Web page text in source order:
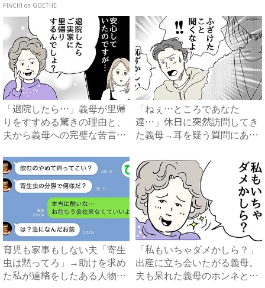
FINCHI on GOETHE
「退院したら…」義母が里帰
りをすすめる驚きの理由と、
夫から義母への完璧な苦言
「ねぇ…ところであなた
達…」休日に突然訪問してき
た義母→耳を疑う質問にあ
育児も家事もしない夫「寄生
虫は黙ってろ」→助けを求め
た私が連絡をしたある人物と
「私もいちゃダメかしら？」
出産に立ち会いたがる義母。
夫も呆れた義母のホンネと